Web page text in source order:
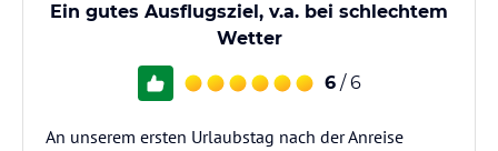
Ein gutes Ausflugsziel, v.a. bei schlechtem
Wetter
6 / 6
An unserem ersten Urlaubstag nach der Anreise